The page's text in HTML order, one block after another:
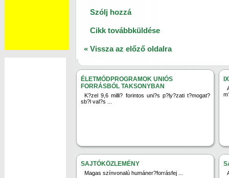
Szólj hozzá
Cikk továbbküldése
« Vissza az előző oldalra
ÉLETMÓDPROGRAMOK UNIÓS
FORRÁSBÓL TAKSONYBAN
K?zel 9,6 milli? forintos uni?s p?ly?zati t?mogat?
sb?l val?s ...
SAJTÓKÖZLEMÉNY
Magas színvonalú humáner?forrásfej ...